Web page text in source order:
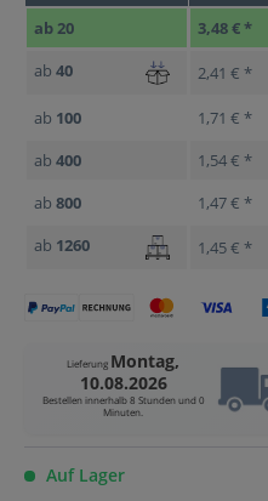
ab20 3,48 € *
ab 40 2,41 € *
ab 100 1,71 € *
ab 400 1,54 € *
ab 800 1,47 € *
ab 1260 1,45 € *
Lieferung Montag,
10.08.2026
Bestellen innerhalb8 Stunden und 0
Minuten.
Auf Lager